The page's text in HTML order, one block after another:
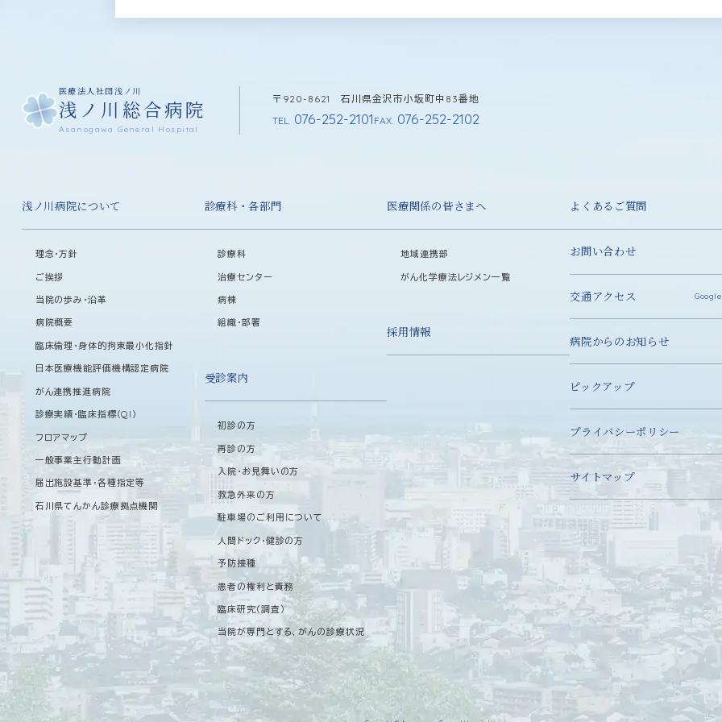
医療法人社団浅ノ川
浅ノ川総合病院
Asanogawa General Hospital
〒920-8621 石川県金沢市小坂町中83番地
TEL. 076-252-2101 FAX. 076-252-2102
浅ノ川病院について
理念・方針
ご挨拶
当院の歩み・沿革
病院概要
臨床倫理・身体的拘束最小化指針
日本医療機能評価機構認定病院
がん連携推進病院
診療実績・臨床指標（QI）
フロアマップ
一般事業主行動計画
届出施設基準・各種指定等
石川県てんかん診療拠点機関
診療科・各部門
診療科
治療センター
病棟
組織・部署
受診案内
初診の方
再診の方
入院・お見舞いの方
救急外来の方
駐車場のご利用について
人間ドック・健診の方
予防接種
患者の権利と責務
臨床研究（調査）
当院が専門とする、がんの診療状況
医療関係の皆さまへ
地域連携部
がん化学療法レジメン一覧
採用情報
よくあるご質問
お問い合わせ
交通アクセス
病院からのお知らせ
ピックアップ
プライバシーポリシー
サイトマップ